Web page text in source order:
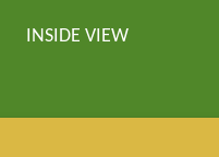
INSIDE VIEW